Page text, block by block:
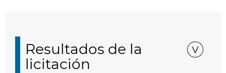
Resultados de la
licitación